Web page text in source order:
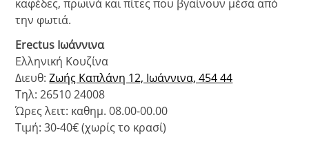
καφέδες, πρωινά και πίτες που βγαίνουν μέσα από
την φωτιά.
Erectus Ιωάννινα
Ελληνική Κουζίνα
Διευθ:Ζωής Καπλάνη 12, Ιωάννινα, 454 44
Τηλ: 26510 24008
Ώρες λειτ: καθημ. 08.00-00.00
Τιμή: 30-40€ (χωρίς το κρασί)